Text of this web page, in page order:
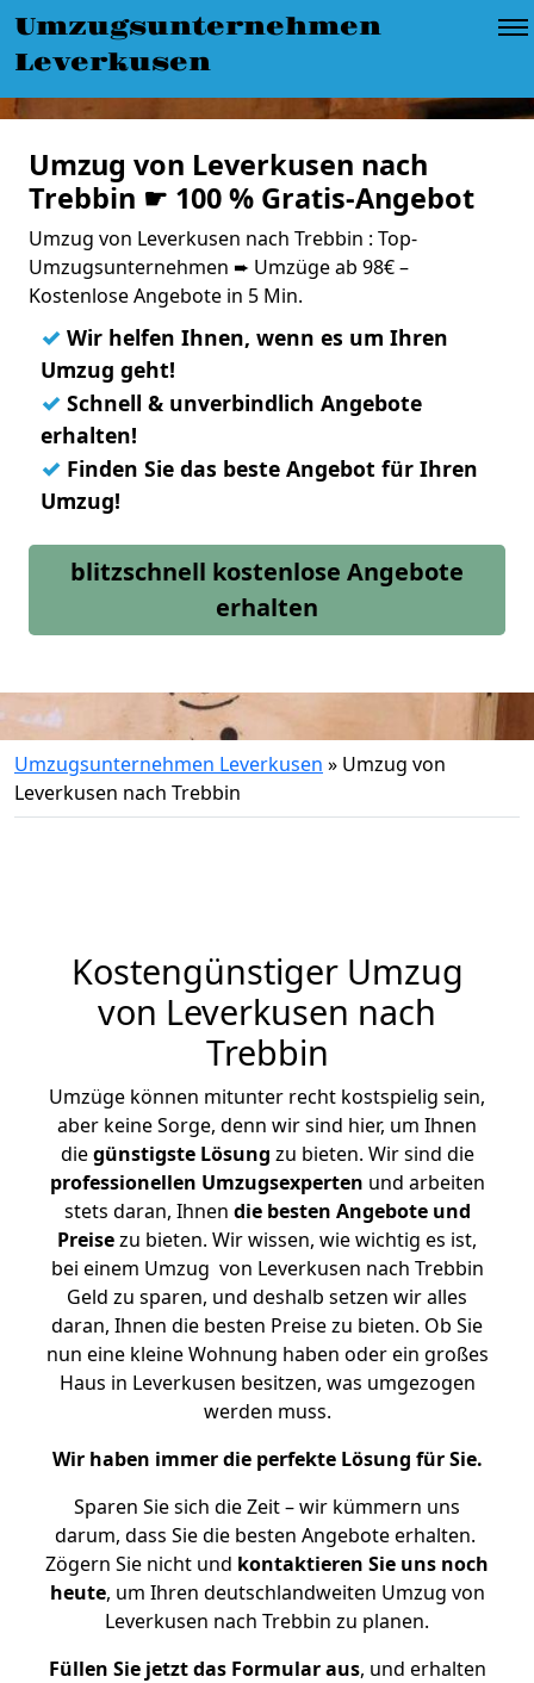
Umzugsunternehmen
Leverkusen
Umzug von Leverkusen nach
Trebbin ☛ 100 % Gratis-Angebot
Umzug von Leverkusen nach Trebbin : Top-
Umzugsunternehmen ➨ Umzüge ab 98€ –
Kostenlose Angebote in 5 Min.
✓ Wir helfen Ihnen, wenn es um Ihren
Umzug geht!
✓ Schnell & unverbindlich Angebote
erhalten!
✓ Finden Sie das beste Angebot für Ihren
Umzug!
blitzschnell kostenlose Angebote
erhalten
Umzugsunternehmen Leverkusen » Umzug von
Leverkusen nach Trebbin
Kostengünstiger Umzug
von Leverkusen nach
Trebbin
Umzüge können mitunter recht kostspielig sein,
aber keine Sorge, denn wir sind hier, um Ihnen
diegünstigste Lösung zu bieten. Wir sind die
professionellen Umzugsexperten und arbeiten
stets daran, Ihnen die besten Angebote und
Preisezu bieten. Wir wissen, wie wichtig es ist,
bei einem Umzug von Leverkusen nach Trebbin
Geld zu sparen, und deshalb setzen wir alles
daran, Ihnen die besten Preise zu bieten. Ob Sie
nun eine kleine Wohnung haben oder ein großes
Haus in Leverkusen besitzen, was umgezogen
werden muss.
Wir haben immer die perfekte Lösung für Sie.
Sparen Sie sich die Zeit – wir kümmern uns
darum, dass Sie die besten Angebote erhalten.
Zögern Sie nicht und kontaktieren Sie uns noch
heute, um Ihren deutschlandweiten Umzug von
Leverkusen nach Trebbin zu planen.
Füllen Sie jetzt das Formular aus, und erhalten